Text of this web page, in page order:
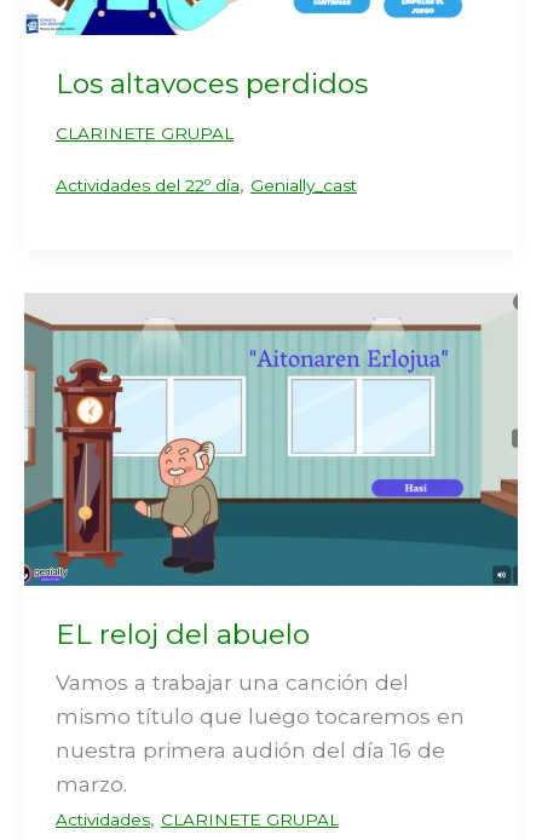
Los altavoces perdidos
CLARINETE GRUPAL
Actividades del 22º día, Genially_cast
EL reloj del abuelo
Vamos a trabajar una canción del
mismo título que luego tocaremos en
nuestra primera audión del día 16 de
marzo.
Actividades, CLARINETE GRUPAL